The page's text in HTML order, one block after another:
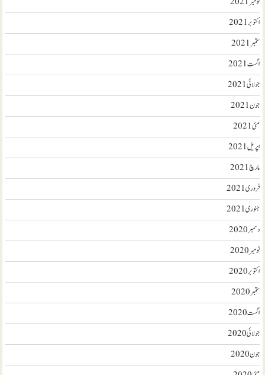
اکتوبر 2021
ستمبر 2021
اگست 2021
جولائی 2021
جون 2021
مئی 2021
اپریل 2021
مارچ 2021
فروری 2021
جنوری 2021
دسمبر 2020
نومبر 2020
اکتوبر 2020
ستمبر 2020
اگست 2020
جولائی 2020
جون 2020